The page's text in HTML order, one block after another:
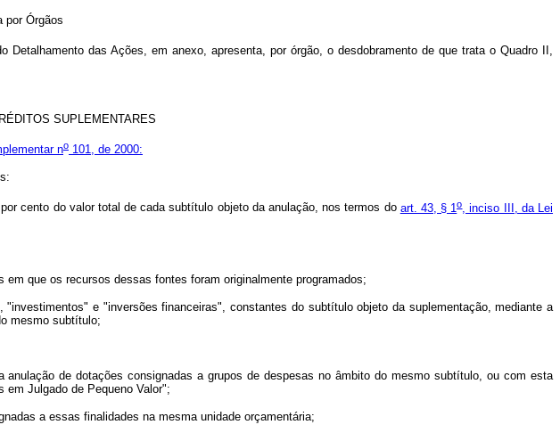
por Órgãos
das Ações, em anexo, apresenta, por órgão, o desdobramento de que trata o Quadro II,
SUPLEMENTARES
no 101, de 2000:
cento do valor total de cada subtítulo objeto da anulação, nos termos do art. 43, § 1o, inciso III, da Lei
que os recursos dessas fontes foram originalmente programados;
e "inversões financeiras", constantes do subtítulo objeto da suplementação, mediante a
mesmo subtítulo;
de dotações consignadas a grupos de despesas no âmbito do mesmo subtítulo, ou com esta
em Julgado de Pequeno Valor";
a essas finalidades na mesma unidade orçamentária;